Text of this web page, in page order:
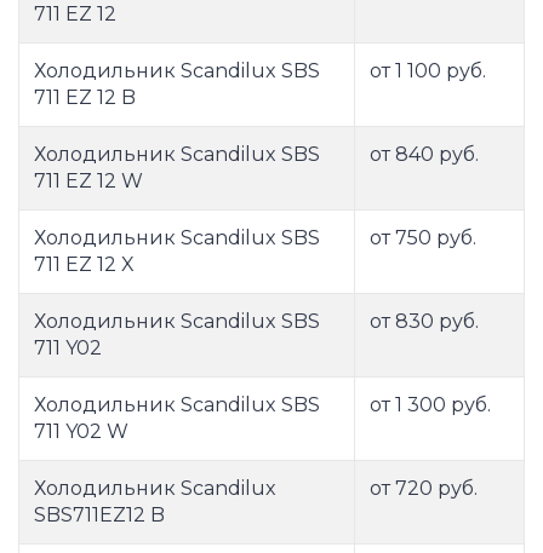
711 EZ 12
Холодильник Scandilux SBS
711 EZ 12 B
от 1 100 руб.
Холодильник Scandilux SBS
711 EZ 12 W
от 840 руб.
Холодильник Scandilux SBS
711 EZ 12 X
от 750 руб.
Холодильник Scandilux SBS
711 Y02
от 830 руб.
Холодильник Scandilux SBS
711 Y02 W
от 1 300 руб.
Холодильник Scandilux
SBS711EZ12 B
от 720 руб.